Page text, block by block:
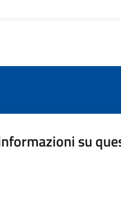
su